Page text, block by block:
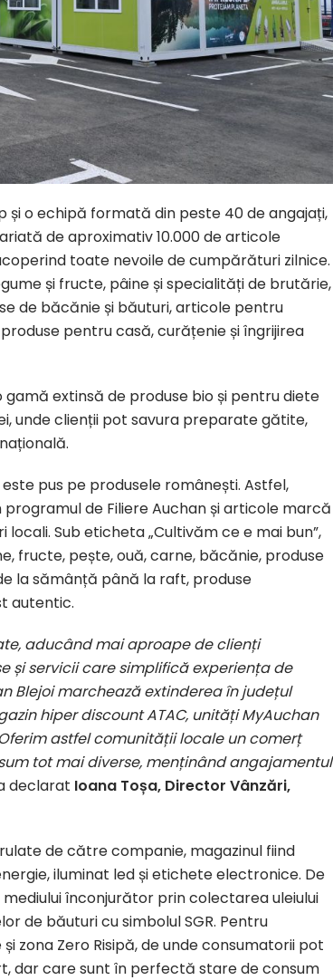
și o echipă formată din peste 40 de angajați,
de aproximativ 10.000 de articole
toate nevoile de cumpărături zilnice.
și fructe, pâine și specialități de brutărie,
de băcănie și băuturi, articole pentru
pentru casă, curățenie și îngrijirea
extinsă de produse bio și pentru diete
unde clienții pot savura preparate gătite,
pus pe produsele românești. Astfel,
de Filiere Auchan și articole marcă
Sub eticheta „Cultivăm ce e mai bun”,
fructe, pește, ouă, carne, băcănie, produse
la sămânță până la raft, produse
autentic.
aducând mai aproape de clienți
și servicii care simplifică experiența de
Blejoi marchează extinderea în județul
hiper discount ATAC, unități MyAuchan
astfel comunității locale un comerț
tot mai diverse, menținând angajamentul
declarat Ioana Toșa, Director Vânzări,
de către companie, magazinul fiind
iluminat led și etichete electronice. De
înconjurător prin colectarea uleiului
de băuturi cu simbolul SGR. Pentru
zona Zero Risipă, de unde consumatorii pot
dar care sunt în perfectă stare de consum